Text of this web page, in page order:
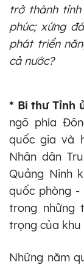
trở thành tỉnh
phúc; xứng
phát triển
cả nước?
* Bí thư Tỉnh
ngõ phía
quốc gia và
Nhân dân
Quảng Ninh
quốc phòng
trong những
trọng của khu
Những năm